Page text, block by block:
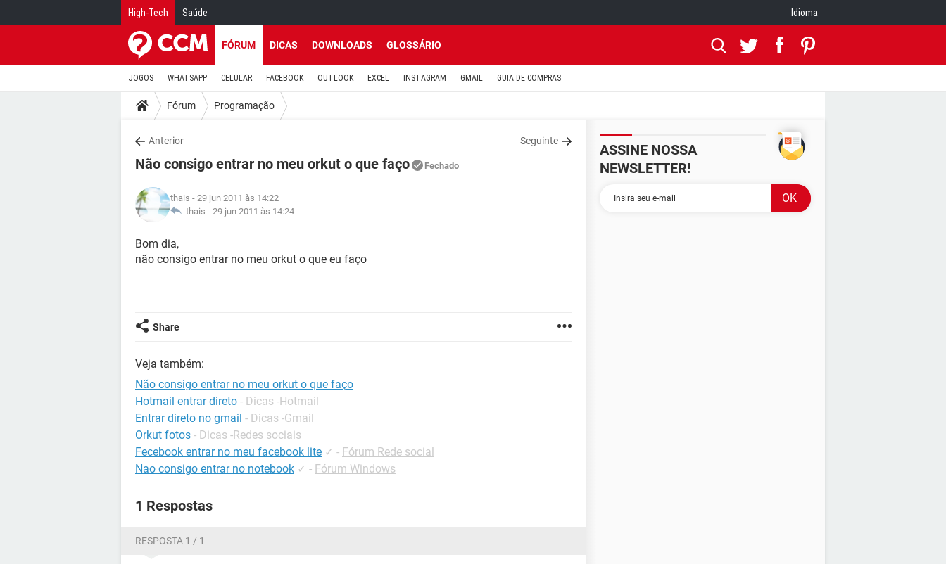
High-Tech Saúde Idioma
FÓRUM DICAS DOWNLOADS GLOSSÁRIO
JOGOS WHATSAPP CELULAR FACEBOOK OUTLOOK EXCEL INSTAGRAM GMAIL GUIA DE COMPRAS
Fórum Programação
Anterior Seguinte
Não consigo entrar no meu orkut o que faço Fechado
thais - 29 jun 2011 às 14:22
thais - 29 jun 2011 às 14:24
Bom dia,
não consigo entrar no meu orkut o que eu faço
Share
Veja também:
Não consigo entrar no meu orkut o que faço
Hotmail entrar direto - Dicas -Hotmail
Entrar direto no gmail - Dicas -Gmail
Orkut fotos - Dicas -Redes sociais
Fecebook entrar no meu facebook lite ✓ - Fórum Rede social
Nao consigo entrar no notebook ✓ - Fórum Windows
1 Respostas
RESPOSTA 1 / 1
ASSINE NOSSA
NEWSLETTER!